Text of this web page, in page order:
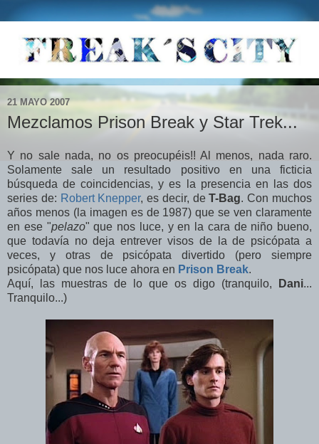
21 MAYO 2007
Mezclamos Prison Break y Star Trek...
Y no sale nada, no os preocupéis!! Al menos, nada raro.
Solamente sale un resultado positivo en una ficticia
búsqueda de coincidencias, y es la presencia en las dos
series de: Robert Knepper, es decir, deT-Bag. Con muchos
años menos (la imagen es de 1987) que se ven claramente
en ese "pelazo" que nos luce, y en la cara de niño bueno,
que todavía no deja entrever visos de la de psicópata a
veces, y otras de psicópata divertido (pero siempre
psicópata) que nos luce ahora en Prison Break.
Aquí, las muestras de lo que os digo (tranquilo,
Dani...
Tranquilo...)